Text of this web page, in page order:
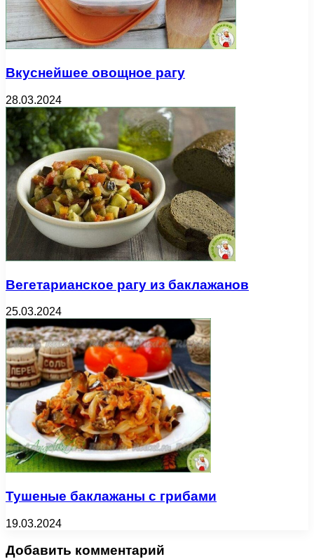
Вкуснейшее овощное рагу
28.03.2024
Вегетарианское рагу из баклажанов
25.03.2024
Тушеные баклажаны с грибами
19.03.2024
Добавить комментарий